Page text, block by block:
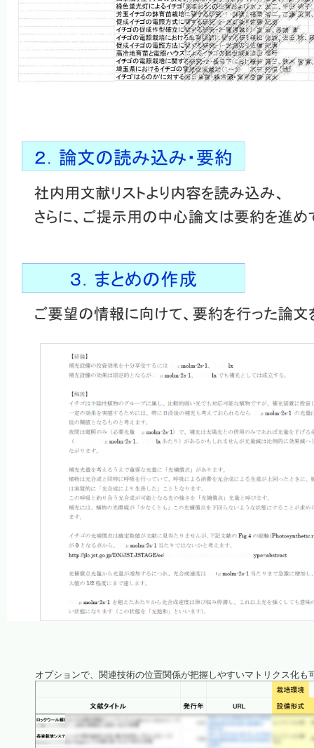
オプションで、関連技術の位置関係が把握しやすいマトリクス化も